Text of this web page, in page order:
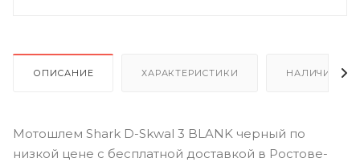
ОПИСАНИЕ ХАРАКТЕРИСТИКИ НАЛИЧИЕ В
Мотошлем Shark D-Skwal 3 BLANK черный по
низкой цене с бесплатной доставкой в Ростове-